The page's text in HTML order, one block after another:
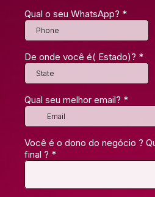
Qual o seu WhatsApp? *
De onde você é( Estado)? *
Qual seu melhor email? *
Você é o dono do negócio ?
final ? *